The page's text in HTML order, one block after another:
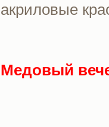
акриловые
Медовый